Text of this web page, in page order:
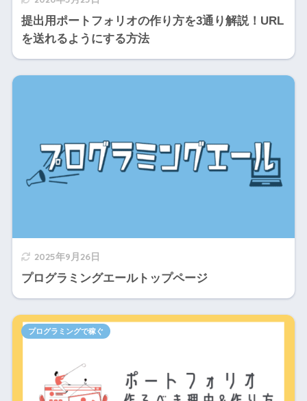
提出用ポートフォリオの作り方を3通り解説！URL
を送れるようにする方法
2025年9月26日
プログラミングエールトップページ
プログラミングで稼ぐ